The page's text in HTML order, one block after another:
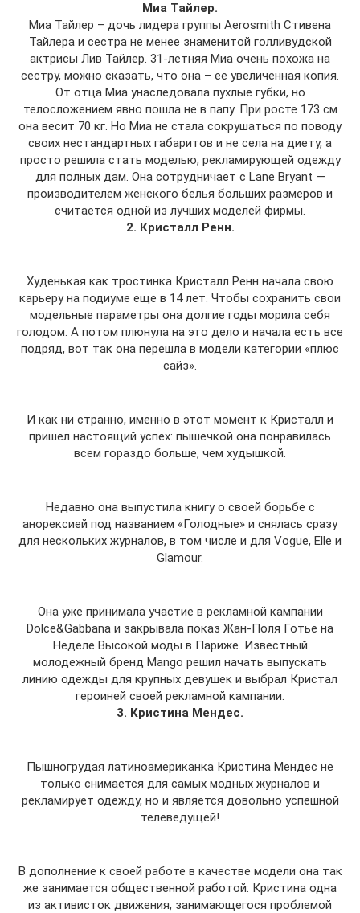
Миа Тайлер.
Миа Тайлер – дочь лидера группы Aerosmith Стивена
Тайлера и сестра не менее знаменитой голливудской
актрисы Лив Тайлер. 31-летняя Миа очень похожа на
сестру, можно сказать, что она – ее увеличенная копия.
От отца Миа унаследовала пухлые губки, но
телосложением явно пошла не в папу. При росте 173 см
она весит 70 кг. Но Миа не стала сокрушаться по поводу
своих нестандартных габаритов и не села на диету, а
просто решила стать моделью, рекламирующей одежду
для полных дам. Она сотрудничает с Lane Bryant —
производителем женского белья больших размеров и
считается одной из лучших моделей фирмы.
2. Кристалл Ренн.
Худенькая как тростинка Кристалл Ренн начала свою
карьеру на подиуме еще в 14 лет. Чтобы сохранить свои
модельные параметры она долгие годы морила себя
голодом. А потом плюнула на это дело и начала есть все
подряд, вот так она перешла в модели категории «плюс
сайз».
И как ни странно, именно в этот момент к Кристалл и
пришел настоящий успех: пышечкой она понравилась
всем гораздо больше, чем худышкой.
Недавно она выпустила книгу о своей борьбе с
анорексией под названием «Голодные» и снялась сразу
для нескольких журналов, в том числе и для Vogue, Elle и
Glamour.
Она уже принимала участие в рекламной кампании
Dolce&Gabbana и закрывала показ Жан-Поля Готье на
Неделе Высокой моды в Париже. Известный
молодежный бренд Mango решил начать выпускать
линию одежды для крупных девушек и выбрал Кристал
героиней своей рекламной кампании.
3. Кристина Мендес.
Пышногрудая латиноамериканка Кристина Мендес не
только снимается для самых модных журналов и
рекламирует одежду, но и является довольно успешной
телеведущей!
В дополнение к своей работе в качестве модели она так
же занимается общественной работой: Кристина одна
из активисток движения, занимающегося проблемой